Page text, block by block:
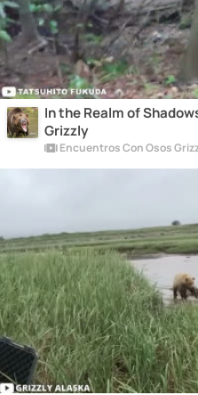
In the Realm of
Grizzly
Encuentros Con Osos